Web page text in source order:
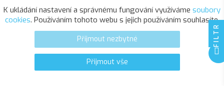
NAŠE SPOLEČNOST 
VÁŠ ÚČET
INFORMACE O OBCHODU
K ukládání nastavení a správnému fungování využíváme soubory
cookies. Používáním tohoto webu s jejich používáním souhlasíte.
Přijmout nezbytné
Přijmout vše
© 2025 - Softresource, spol. s r.o.
FILTR